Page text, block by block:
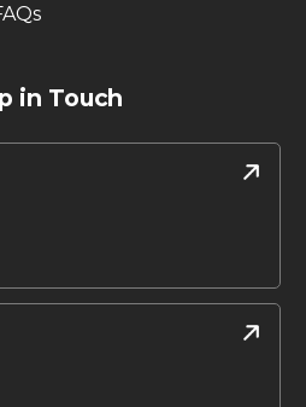
in Touch